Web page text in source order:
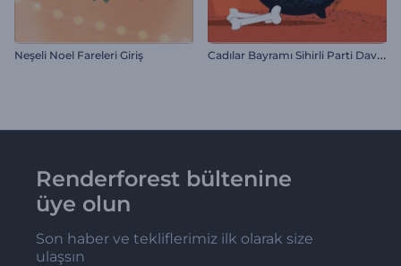
Neşeli Noel Fareleri Giriş C
adılar Bayramı Sihirli Parti Davetiyesi
Renderforest bültenine
üye olun
Son haber ve tekliflerimiz ilk olarak size
ulaşsın